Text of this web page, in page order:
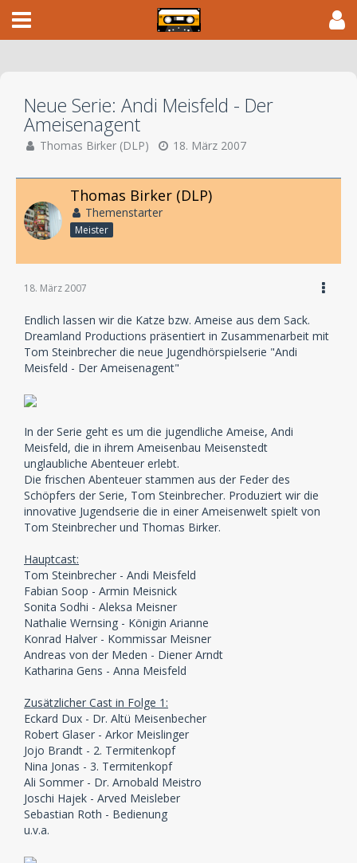
Neue Serie: Andi Meisfeld - Der
Ameisenagent
Thomas Birker (DLP) 18. März 2007
Thomas Birker (DLP)
Themenstarter
Meister
18. März 2007
Endlich lassen wir die Katze bzw. Ameise aus dem Sack.
Dreamland Productions präsentiert in Zusammenarbeit mit
Tom Steinbrecher die neue Jugendhörspielserie "Andi
Meisfeld - Der Ameisenagent"
In der Serie geht es um die jugendliche Ameise, Andi
Meisfeld, die in ihrem Ameisenbau Meisenstedt
unglaubliche Abenteuer erlebt.
Die frischen Abenteuer stammen aus der Feder des
Schöpfers der Serie, Tom Steinbrecher. Produziert wir die
innovative Jugendserie die in einer Ameisenwelt spielt von
Tom Steinbrecher und Thomas Birker.
Hauptcast:
Tom Steinbrecher - Andi Meisfeld
Fabian Soop - Armin Meisnick
Sonita Sodhi - Aleksa Meisner
Nathalie Wernsing - Königin Arianne
Konrad Halver - Kommissar Meisner
Andreas von der Meden - Diener Arndt
Katharina Gens - Anna Meisfeld
Zusätzlicher Cast in Folge 1:
Eckard Dux - Dr. Altü Meisenbecher
Robert Glaser - Arkor Meislinger
Jojo Brandt - 2. Termitenkopf
Nina Jonas - 3. Termitenkopf
Ali Sommer - Dr. Arnobald Meistro
Joschi Hajek - Arved Meisleber
Sebastian Roth - Bedienung
u.v.a.